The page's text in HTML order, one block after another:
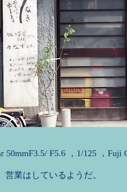
50mmF3.5/ F5.6 ，1/125 ，Fuji
業はしているようだ。